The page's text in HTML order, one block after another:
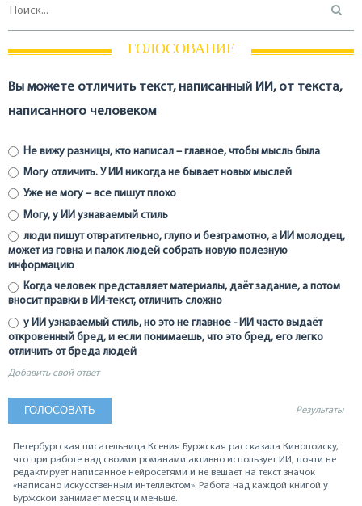
ГОЛОСОВАНИЕ
Вы можете отличить текст, написанный ИИ, от текста,
написанного человеком
Не вижу разницы, кто написал – главное, чтобы мысль была
Могу отличить. У ИИ никогда не бывает новых мыслей
Уже не могу – все пишут плохо
Могу, у ИИ узнаваемый стиль
люди пишут отвратительно, глупо и безграмотно, а ИИ молодец,
может из говна и палок людей собрать новую полезную
информацию
Когда человек представляет материалы, даёт задание, а потом
вносит правки в ИИ-текст, отличить сложно
у ИИ узнаваемый стиль, но это не главное - ИИ часто выдаёт
откровенный бред, и если понимаешь, что это бред, его легко
отличить от бреда людей
Добавить свой ответ
Результаты
Петербургская писательница Ксения Буржская рассказала Кинопоиску,
что при работе над своими романами активно использует ИИ, почти не
редактирует написанное нейросетями и не вешает на текст значок
«написано искусственным интеллектом». Работа над каждой книгой у
Буржской занимает месяц и меньше.